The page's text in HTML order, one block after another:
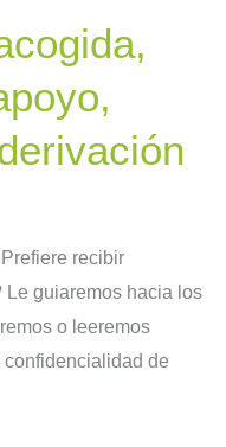
recibir
Le guiaremos hacia los
o leeremos
de